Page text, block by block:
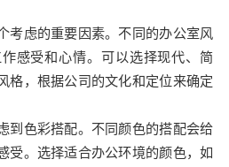
考虑的重要因素。不同的办公室风
感受和心情。可以选择现代、简
格，根据公司的文化和定位来确定
到色彩搭配。不同颜色的搭配会给
受。选择适合办公环境的颜色，如